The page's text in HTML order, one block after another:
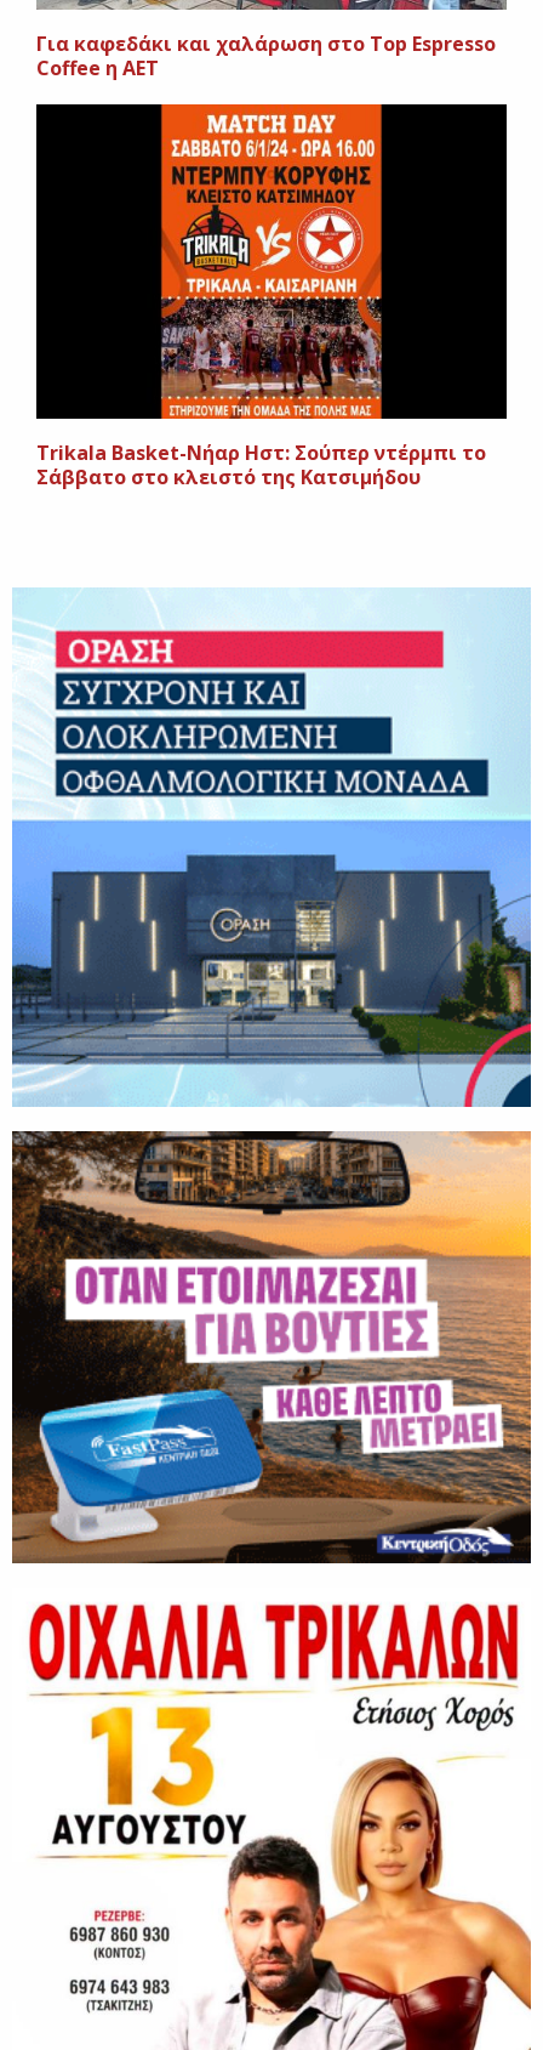
Για καφεδάκι και χαλάρωση στο Top Espresso
Coffee η ΑΕΤ
Trikala Basket-Νήαρ Ηστ: Σούπερ ντέρμπι το
Σάββατο στο κλειστό της Κατσιμήδου